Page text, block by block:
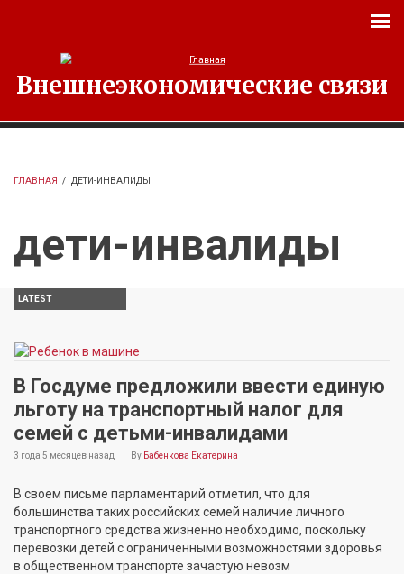
Внешнеэкономические связи
ГЛАВНАЯ / ДЕТИ-ИНВАЛИДЫ
дети-инвалиды
LATEST
В Госдуме предложили ввести единую
льготу на транспортный налог для
семей с детьми-инвалидами
3 года 5 месяцев назад By Бабенкова Екатерина
В своем письме парламентарий отметил, что для
большинства таких российских семей наличие личного
транспортного средства жизненно необходимо, поскольку
перевозки детей с ограниченными возможностями здоровья
в общественном транспорте зачастую невозм